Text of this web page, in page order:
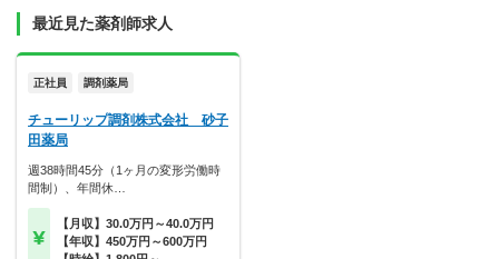
最近見た薬剤師求人
正社員 調剤薬局
チューリップ調剤株式会社 砂子
田薬局
週38時間45分（1ヶ月の変形労働時
間制）、年間休…
【月収】30.0万円～40.0万円
【年収】450万円～600万円